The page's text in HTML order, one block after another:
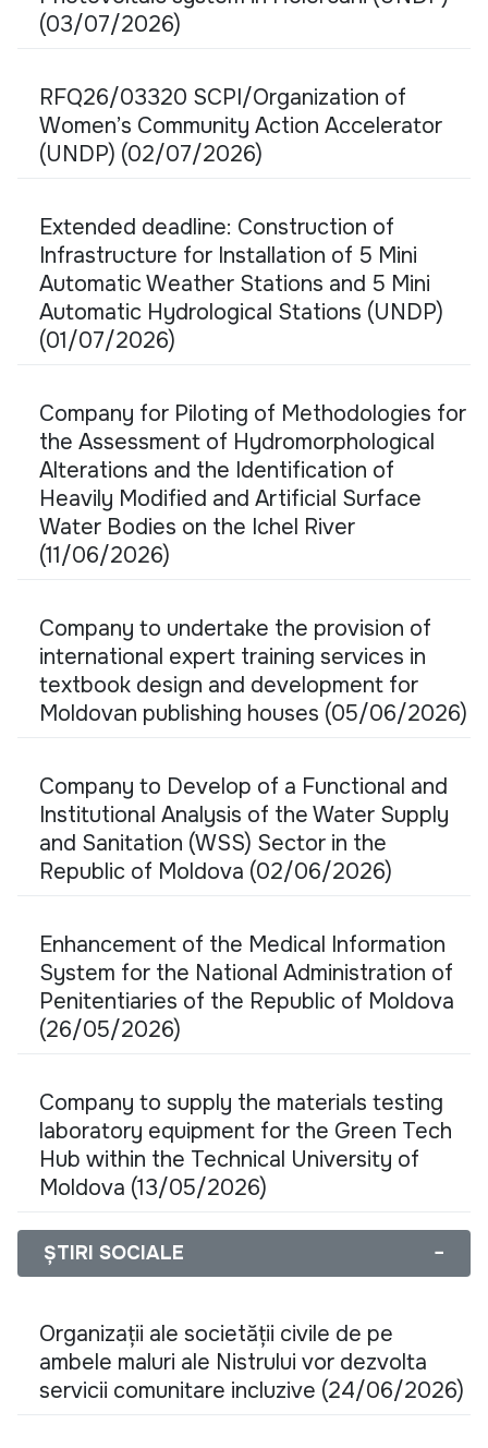
(03/07/2026)
RFQ26/03320 SCPI/Organization of
Women’s Community Action Accelerator
(UNDP) (02/07/2026)
Extended deadline: Construction of
Infrastructure for Installation of 5 Mini
Automatic Weather Stations and 5 Mini
Automatic Hydrological Stations (UNDP)
(01/07/2026)
Company for Piloting of Methodologies for
the Assessment of Hydromorphological
Alterations and the Identification of
Heavily Modified and Artificial Surface
Water Bodies on the Ichel River
(11/06/2026)
Company to undertake the provision of
international expert training services in
textbook design and development for
Moldovan publishing houses (05/06/2026)
Company to Develop of a Functional and
Institutional Analysis of the Water Supply
and Sanitation (WSS) Sector in the
Republic of Moldova (02/06/2026)
Enhancement of the Medical Information
System for the National Administration of
Penitentiaries of the Republic of Moldova
(26/05/2026)
Company to supply the materials testing
laboratory equipment for the Green Tech
Hub within the Technical University of
Moldova (13/05/2026)
ȘTIRI SOCIALE −
Organizații ale societății civile de pe
ambele maluri ale Nistrului vor dezvolta
servicii comunitare incluzive (24/06/2026)